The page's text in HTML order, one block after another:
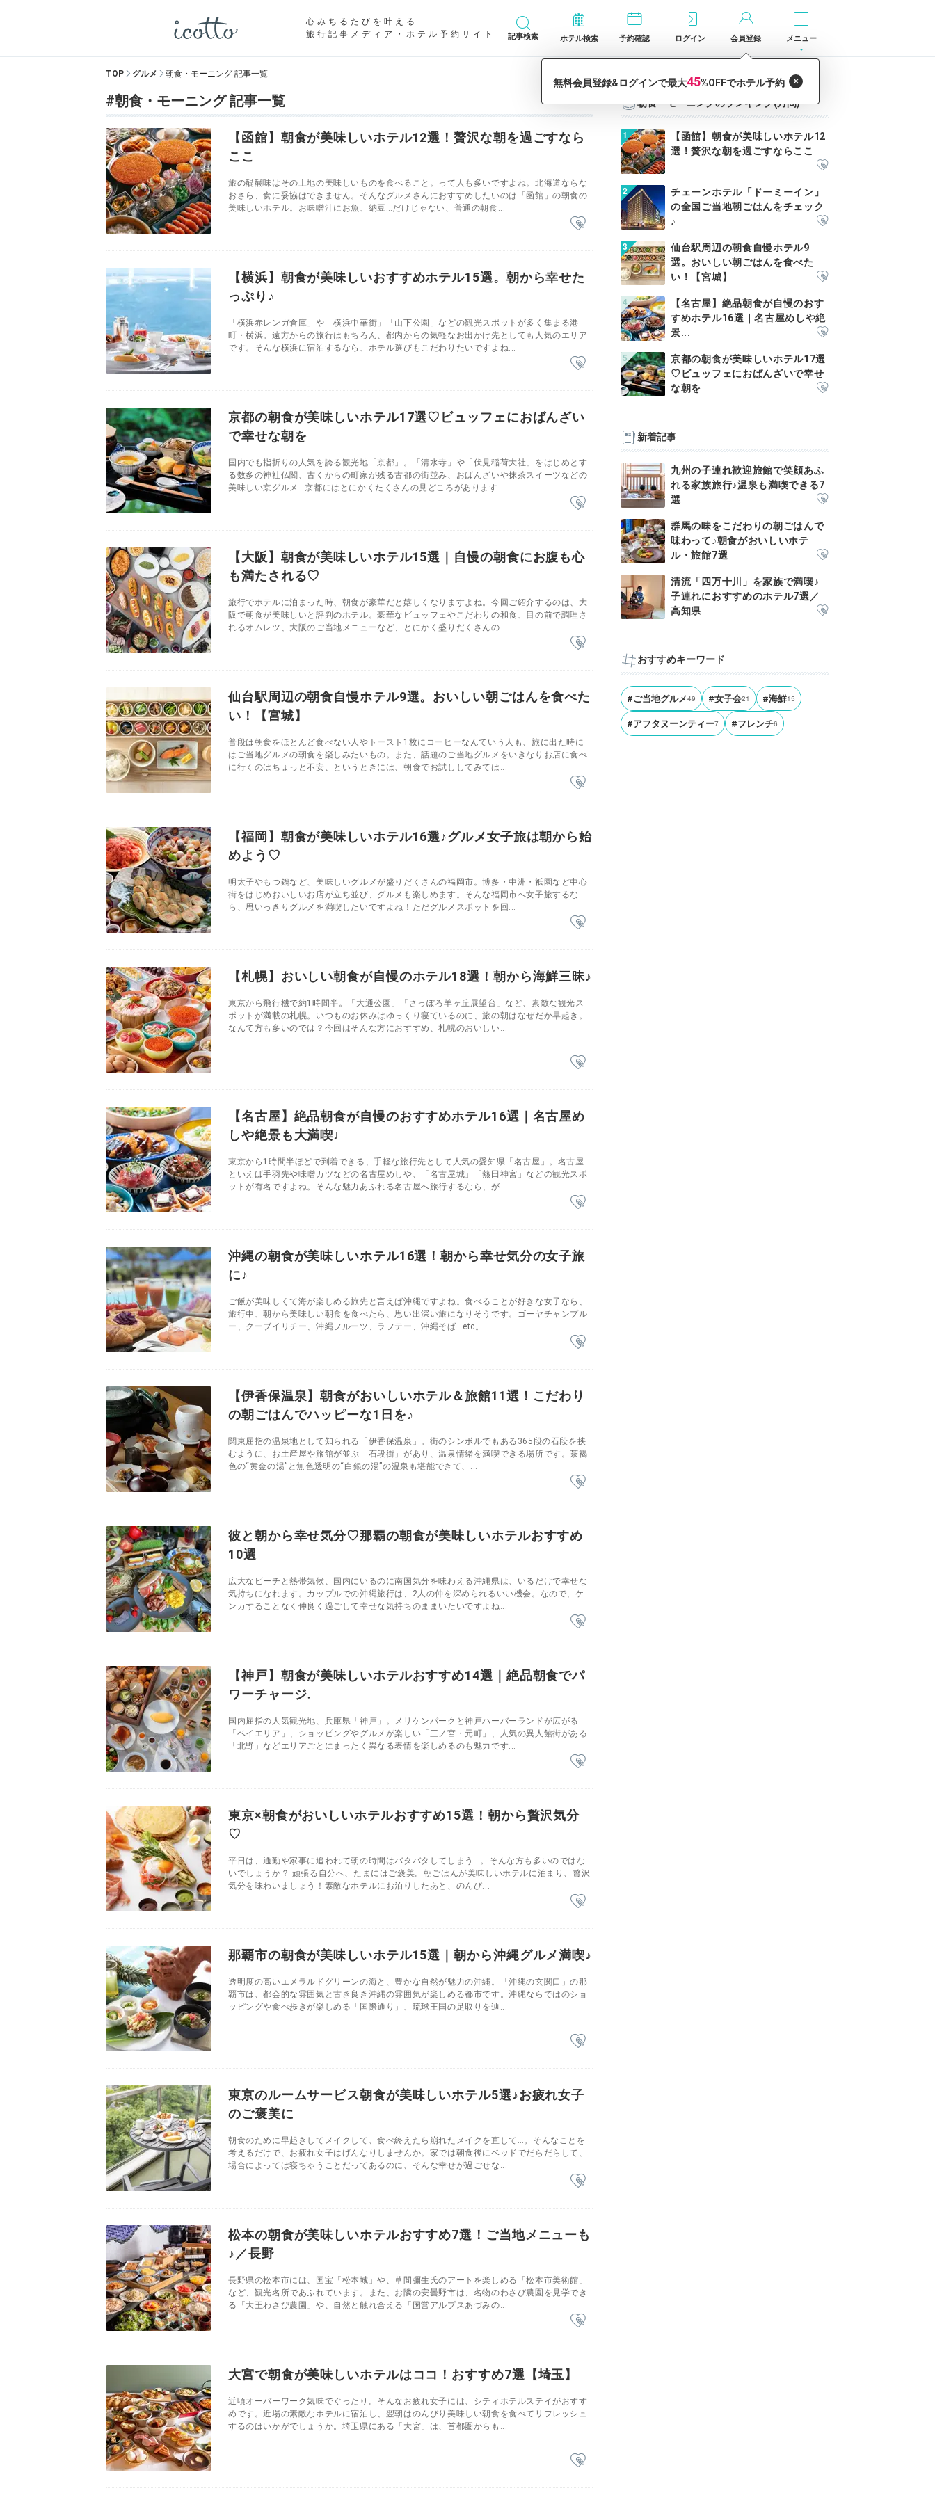
心みちるたびを叶える
旅行記事メディア・ホテル予約サイト
記事検索 ホテル検索 予約確認 ログイン 会員登録 メニュー
TOP グルメ 朝食・モーニング 記事一覧
#朝食・モーニング 記事一覧
【函館】朝食が美味しいホテル12選！贅沢な朝を過ごすなら
ここ
旅の醍醐味はその土地の美味しいものを食べること。って人も多いですよね。北海道ならな
おさら、食に妥協はできません。そんなグルメさんにおすすめしたいのは「函館」の朝食の
美味しいホテル。お味噌汁にお魚、納豆…だけじゃない、普通の朝食...
【横浜】朝食が美味しいおすすめホテル15選。朝から幸せた
っぷり♪
「横浜赤レンガ倉庫」や「横浜中華街」「山下公園」などの観光スポットが多く集まる港
町・横浜。遠方からの旅行はもちろん、都内からの気軽なお出かけ先としても人気のエリア
です。そんな横浜に宿泊するなら、ホテル選びもこだわりたいですよね...
京都の朝食が美味しいホテル17選♡ビュッフェにおばんざい
で幸せな朝を
国内でも指折りの人気を誇る観光地「京都」。「清水寺」や「伏見稲荷大社」をはじめとす
る数多の神社仏閣、古くからの町家が残る古都の街並み、おばんざいや抹茶スイーツなどの
美味しい京グルメ…京都にはとにかくたくさんの見どころがあります...
【大阪】朝食が美味しいホテル15選｜自慢の朝食にお腹も心
も満たされる♡
旅行でホテルに泊まった時、朝食が豪華だと嬉しくなりますよね。今回ご紹介するのは、大
阪で朝食が美味しいと評判のホテル。豪華なビュッフェやこだわりの和食、目の前で調理さ
れるオムレツ、大阪のご当地メニューなど、とにかく盛りだくさんの...
仙台駅周辺の朝食自慢ホテル9選。おいしい朝ごはんを食べた
い！【宮城】
普段は朝食をほとんど食べない人やトースト1枚にコーヒーなんていう人も、旅に出た時に
はご当地グルメの朝食を楽しみたいもの。また、話題のご当地グルメをいきなりお店に食べ
に行くのはちょっと不安、というときには、朝食でお試ししてみては...
【福岡】朝食が美味しいホテル16選♪グルメ女子旅は朝から始
めよう♡
明太子やもつ鍋など、美味しいグルメが盛りだくさんの福岡市。博多・中洲・祇園など中心
街をはじめおいしいお店が立ち並び、グルメも楽しめます。そんな福岡市へ女子旅するな
ら、思いっきりグルメを満喫したいですよね！ただグルメスポットを回...
【札幌】おいしい朝食が自慢のホテル18選！朝から海鮮三昧♪
東京から飛行機で約1時間半。「大通公園」「さっぽろ羊ヶ丘展望台」など、素敵な観光ス
ポットが満載の札幌。いつものお休みはゆっくり寝ているのに、旅の朝はなぜだか早起き。
なんて方も多いのでは？今回はそんな方におすすめ、札幌のおいしい...
【名古屋】絶品朝食が自慢のおすすめホテル16選｜名古屋め
しや絶景も大満喫♩
東京から1時間半ほどで到着できる、手軽な旅行先として人気の愛知県「名古屋」。名古屋
といえば手羽先や味噌カツなどの名古屋めしや、「名古屋城」「熱田神宮」などの観光スポ
ットが有名ですよね。そんな魅力あふれる名古屋へ旅行するなら、が...
沖縄の朝食が美味しいホテル16選！朝から幸せ気分の女子旅
に♪
ご飯が美味しくて海が楽しめる旅先と言えば沖縄ですよね。食べることが好きな女子なら、
旅行中、朝から美味しい朝食を食べたら、思い出深い旅になりそうです。ゴーヤチャンプル
ー、クーブイリチー、沖縄フルーツ、ラフテー、沖縄そば…etc。...
【伊香保温泉】朝食がおいしいホテル＆旅館11選！こだわり
の朝ごはんでハッピーな1日を♪
関東屈指の温泉地として知られる「伊香保温泉」。街のシンボルでもある365段の石段を挟
むように、お土産屋や旅館が並ぶ「石段街」があり、温泉情緒を満喫できる場所です。茶褐
色の“黄金の湯”と無色透明の“白銀の湯”の温泉も堪能できて、...
彼と朝から幸せ気分♡那覇の朝食が美味しいホテルおすすめ
10選
広大なビーチと熱帯気候、国内にいるのに南国気分を味わえる沖縄県は、いるだけで幸せな
気持ちになれます。カップルでの沖縄旅行は、2人の仲を深められるいい機会。なので、ケ
ンカすることなく仲良く過ごして幸せな気持ちのままいたいですよね...
【神戸】朝食が美味しいホテルおすすめ14選｜絶品朝食でパ
ワーチャージ♩
国内屈指の人気観光地、兵庫県「神戸」。メリケンパークと神戸ハーバーランドが広がる
「ベイエリア」、ショッピングやグルメが楽しい「三ノ宮・元町」、人気の異人館街がある
「北野」などエリアごとにまったく異なる表情を楽しめるのも魅力です...
東京×朝食がおいしいホテルおすすめ15選！朝から贅沢気分
♡
平日は、通勤や家事に追われて朝の時間はバタバタしてしまう…。そんな方も多いのではな
いでしょうか？ 頑張る自分へ、たまにはご褒美。朝ごはんが美味しいホテルに泊まり、贅沢
気分を味わいましょう！素敵なホテルにお泊りしたあと、のんび...
那覇市の朝食が美味しいホテル15選｜朝から沖縄グルメ満喫♪
透明度の高いエメラルドグリーンの海と、豊かな自然が魅力の沖縄。「沖縄の玄関口」の那
覇市は、都会的な雰囲気と古き良き沖縄の雰囲気が楽しめる都市です。沖縄ならではのショ
ッピングや食べ歩きが楽しめる「国際通り」、琉球王国の足取りを辿...
東京のルームサービス朝食が美味しいホテル5選♪お疲れ女子
のご褒美に
朝食のために早起きしてメイクして、食べ終えたら崩れたメイクを直して…。そんなことを
考えるだけで、お疲れ女子はげんなりしませんか。家では朝食後にベッドでだらだらして、
場合によっては寝ちゃうことだってあるのに、そんな幸せが過ごせな...
松本の朝食が美味しいホテルおすすめ7選！ご当地メニューも
♪／長野
長野県の松本市には、国宝「松本城」や、草間彌生氏のアートを楽しめる「松本市美術館」
など、観光名所であふれています。また、お隣の安曇野市は、名物のわさび農園を見学でき
る「大王わさび農園」や、自然と触れ合える「国営アルプスあづみの...
大宮で朝食が美味しいホテルはココ！おすすめ7選【埼玉】
近頃オーバーワーク気味でぐったり。そんなお疲れ女子には、シティホテルステイがおすす
めです。近場の素敵なホテルに宿泊し、翌朝はのんびり美味しい朝食を食べてリフレッシュ
するのはいかがでしょうか。埼玉県にある「大宮」は、首都圏からも...
朝食・モーニングのランキング(月間)
【函館】朝食が美味しいホテル12
選！贅沢な朝を過ごすならここ
チェーンホテル「ドーミーイン」
の全国ご当地朝ごはんをチェック
♪
仙台駅周辺の朝食自慢ホテル9
選。おいしい朝ごはんを食べた
い！【宮城】
【名古屋】絶品朝食が自慢のおす
すめホテル16選｜名古屋めしや絶
景...
京都の朝食が美味しいホテル17選
♡ビュッフェにおばんざいで幸せ
な朝を
新着記事
九州の子連れ歓迎旅館で笑顔あふ
れる家族旅行♪温泉も満喫できる7
選
群馬の味をこだわりの朝ごはんで
味わって♪朝食がおいしいホテ
ル・旅館7選
清流「四万十川」を家族で満喫♪
子連れにおすすめのホテル7選／
高知県
おすすめキーワード
#ご当地グルメ49 #女子会21 #海鮮15
#アフタヌーンティー7 #フレンチ6